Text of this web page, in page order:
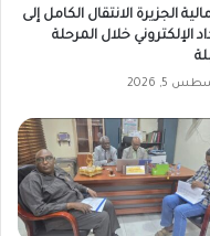
الجزيرة الانتقال الكامل إلى
الإلكتروني خلال المرحلة
5, 2026